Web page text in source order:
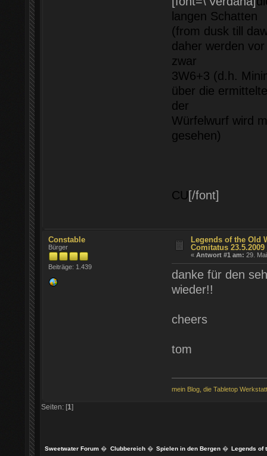
langen Schatten
(from dusk till
daher werden
zwar
3W6+3 (d.h.
über die
der
Würfelwurf wird
gesehen)
CU[/font]
Constable
Bürger
Beiträge: 1.439
Legends of the Old
Comitatus 23.5.2009
«Antwort #1 am: 29.
danke für den
wieder!!
cheers
tom
mein Blog, die Tabletop Werkstatt
Seiten: [1]
Sweetwater Forum � Clubbereich� Spielen in den Bergen� Legends of